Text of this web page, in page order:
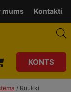
mums Kontakti
KONTS
/ Ruukki